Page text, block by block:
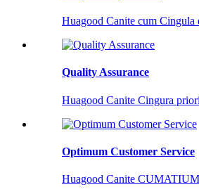
Huagood Canite cum Cingula
Quality Assurance
Huagood Canite Cingura
Optimum Customer Service
Huagood Canite CUMATIUM